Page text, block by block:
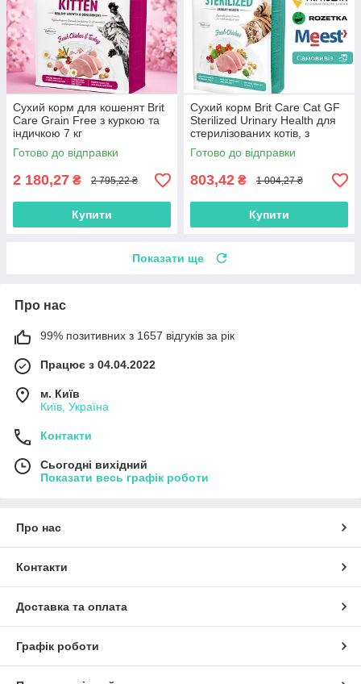
Сухий корм для кошенят Brit
Care Grain Free з куркою та
індичкою 7 кг
Готово до відправки
2 180,27 ₴ 2 795,22 ₴
Купити
Сухий корм Brit Care Cat GF
Sterilized Urinary Health для
стерилізованих котів, з
куркою, 2 кг
Готово до відправки
803,42 ₴ 1 004,27 ₴
Купити
Показати ще
Про нас
99% позитивних з 1657 відгуків за рік
Працює з 04.04.2022
м. Київ
Київ, Україна
Контакти
Сьогодні вихідний
Показати весь графік роботи
Про нас
Контакти
Доставка та оплата
Графік роботи